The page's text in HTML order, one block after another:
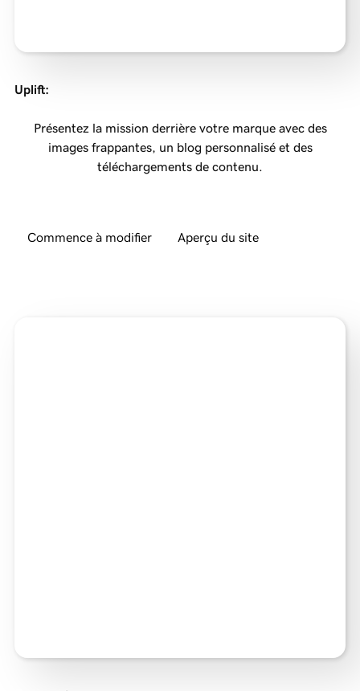
Uplift:
Présentez la mission derrière votre marque avec des
images frappantes, un blog personnalisé et des
téléchargements de contenu.
Commence à modifier Aperçu du site